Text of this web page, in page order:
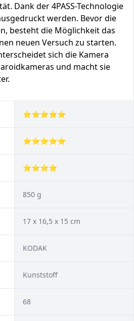
Dank der 4PASS-Technologie
werden. Bevor die
besteht die Möglichkeit das
neuen Versuch zu starten.
sich die Kamera
und macht sie
⭐⭐⭐⭐⭐
⭐⭐⭐⭐⭐
⭐⭐⭐⭐
850 g
17 x 16,5 x 15 cm
KODAK
Kunststoff
68